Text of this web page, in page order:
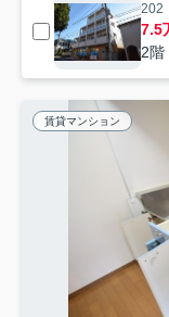
202
7.5
2階
賃貸マンション